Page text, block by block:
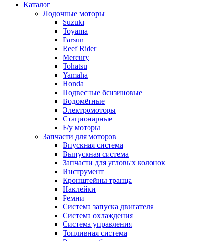
Каталог
Лодочные моторы
Suzuki
Toyama
Parsun
Reef Rider
Mercury
Tohatsu
Yamaha
Honda
Подвесные бензиновые
Водомётные
Электромоторы
Стационарные
Б/у моторы
Запчасти для моторов
Впускная система
Выпускная система
Запчасти для угловых колонок
Инструмент
Кронштейны транца
Наклейки
Ремни
Система запуска двигателя
Система охлаждения
Система управления
Топливная система